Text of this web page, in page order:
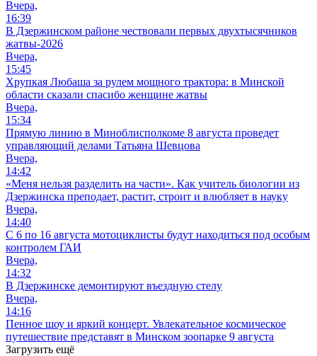
Вчера,
16:39
В Дзержинском районе чествовали первых двухтысячников
жатвы-2026
Вчера,
15:45
Хрупкая Любаша за рулем мощного трактора: в Минской
области сказали спасибо женщине жатвы
Вчера,
15:34
Прямую линию в Миноблисполкоме 8 августа проведет
управляющий делами Татьяна Шевцова
Вчера,
14:42
«Меня нельзя разделить на части». Как учитель биологии из
Дзержинска преподает, растит, строит и влюбляет в науку
Вчера,
14:40
С 6 по 16 августа мотоциклисты будут находиться под особым
контролем ГАИ
Вчера,
14:32
В Дзержинске демонтируют въездную стелу
Вчера,
14:16
Пенное шоу и яркий концерт. Увлекательное космическое
путешествие представят в Минском зоопарке 9 августа
Загрузить ещё